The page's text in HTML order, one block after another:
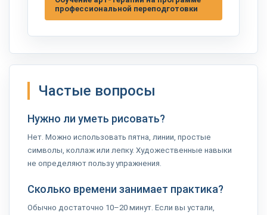
профессиональной переподготовки
Частые вопросы
Нужно ли уметь рисовать?
Нет. Можно использовать пятна, линии, простые
символы, коллаж или лепку. Художественные навыки
не определяют пользу упражнения.
Сколько времени занимает практика?
Обычно достаточно 10–20 минут. Если вы устали,